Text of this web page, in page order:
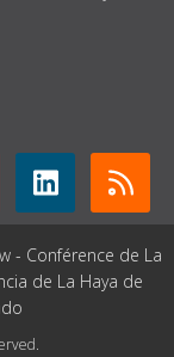
- Conférence de La
de La Haya de